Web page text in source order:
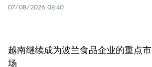
07/08/2026 08:40
越南继续成为波兰食品企业的重点市
场